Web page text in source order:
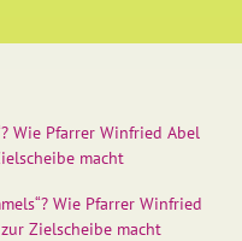
Wie Pfarrer Winfried Abel
macht
Wie Pfarrer Winfried
Zielscheibe macht